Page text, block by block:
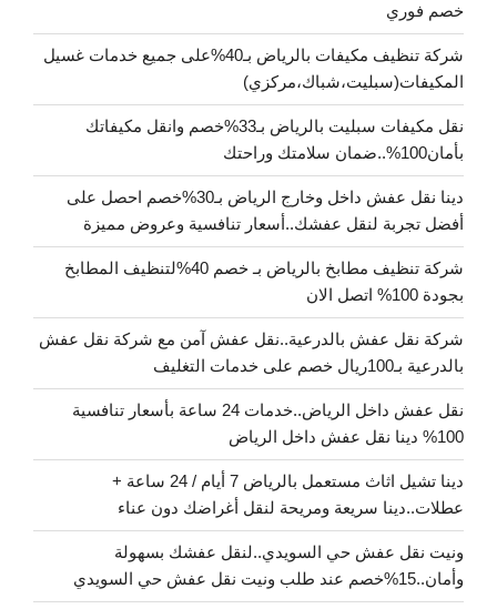
خصم فوري
شركة تنظيف مكيفات بالرياض بـ40%على جميع خدمات غسيل
المكيفات(سبليت،شباك،مركزي)
نقل مكيفات سبليت بالرياض بـ33%خصم وانقل مكيفاتك
بأمان100%..ضمان سلامتك وراحتك
دينا نقل عفش داخل وخارج الرياض بـ30%خصم احصل على
أفضل تجربة لنقل عفشك..أسعار تنافسية وعروض مميزة
شركة تنظيف مطابخ بالرياض بـ خصم 40%لتنظيف المطابخ
بجودة 100% اتصل الان
شركة نقل عفش بالدرعية..نقل عفش آمن مع شركة نقل عفش
بالدرعية بـ100ريال خصم على خدمات التغليف
نقل عفش داخل الرياض..خدمات 24 ساعة بأسعار تنافسية
100% دينا نقل عفش داخل الرياض
دينا تشيل اثاث مستعمل بالرياض 7 أيام / 24 ساعة +
عطلات..دينا سريعة ومريحة لنقل أغراضك دون عناء
ونيت نقل عفش حي السويدي..لنقل عفشك بسهولة
وأمان..15%خصم عند طلب ونيت نقل عفش حي السويدي